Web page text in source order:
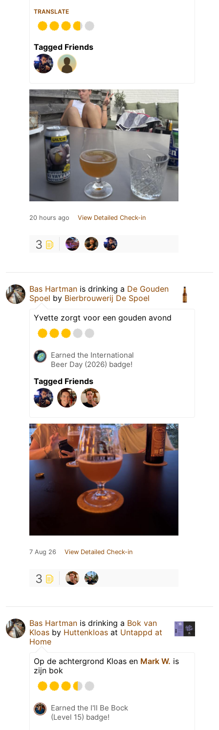
TRANSLATE
Tagged Friends
20 hours ago View Detailed Check-in
3
Bas Hartman is drinking a De Gouden
Spoel by Bierbrouwerij De Spoel
Yvette zorgt voor een gouden avond
Earned the International
Beer Day (2026) badge!
Tagged Friends
7 Aug 26 View Detailed Check-in
3
Bas Hartman is drinking a Bok van
Kloas by Huttenkloas at Untappd at
Home
Op de achtergrond Kloas en Mark W. is
zijn bok
Earned the I'll Be Bock
(Level 15) badge!